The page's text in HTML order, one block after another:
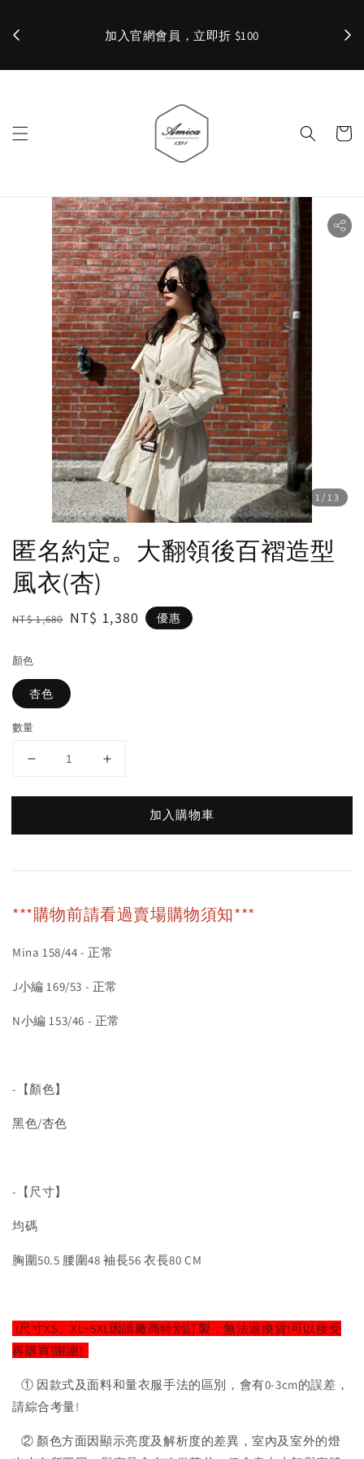
加入官網會員，立即折 $100 ✨
1 /13
匿名約定。大翻領後百褶造型
風衣(杏)
Regular
NT$ 1,680 Sale
NT$ 1,380 優惠
顏色
杏色
數量
加入購物車
***購物前請看過賣場購物須知***
Mina 158/44 - 正常
J小編 169/53 - 正常
N小編 153/46 - 正常
-【顏色】
黑色/杏色
-【尺寸】
均碼
胸圍50.5 腰圍48 袖長56 衣長80 CM
(尺寸XS、XL~5XL因請廠商特別訂製，無法退換貨!可以接受
再購買!謝謝)
① 因款式及面料和量衣服手法的區別，會有0-3cm的誤差，
請綜合考量!
② 顏色方面因顯示亮度及解析度的差異，室內及室外的燈